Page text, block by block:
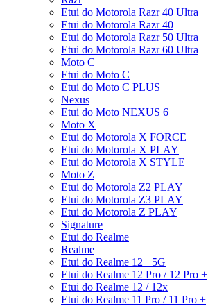
Etui do Motorola Razr 40 Ultra
Etui do Motorola Razr 40
Etui do Motorola Razr 50 Ultra
Etui do Motorola Razr 60 Ultra
Moto C
Etui do Moto C
Etui do Moto C PLUS
Nexus
Etui do Moto NEXUS 6
Moto X
Etui do Motorola X FORCE
Etui do Motorola X PLAY
Etui do Motorola X STYLE
Moto Z
Etui do Motorola Z2 PLAY
Etui do Motorola Z3 PLAY
Etui do Motorola Z PLAY
Signature
Etui do Realme
Realme
Etui do Realme 12+ 5G
Etui do Realme 12 Pro / 12 Pro +
Etui do Realme 12 / 12x
Etui do Realme 11 Pro / 11 Pro +